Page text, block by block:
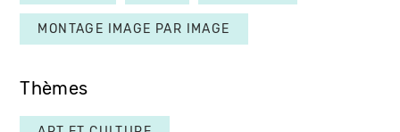
MONTAGE IMAGE PAR IMAGE
Thèmes